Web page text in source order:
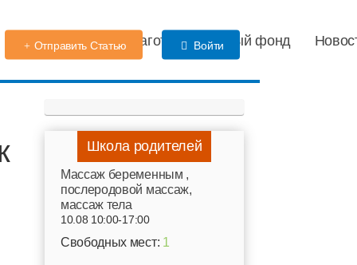
Детский сад Благотворительный фонд
Отправить Статью Войти
Школа родителей
Mассаж беременным ,
послеродовой массаж,
массаж тела
10.08 10:00-17:00
Свободных мест: 1